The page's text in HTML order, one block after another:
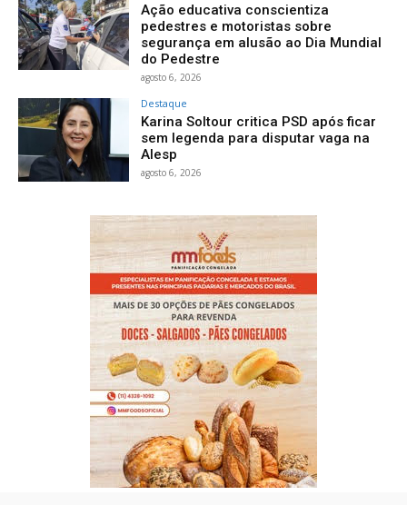
Ação educativa conscientiza
pedestres e motoristas sobre
segurança em alusão ao Dia Mundial
do Pedestre
agosto 6, 2026
Destaque
Karina Soltour critica PSD após ficar
sem legenda para disputar vaga na
Alesp
agosto 6, 2026